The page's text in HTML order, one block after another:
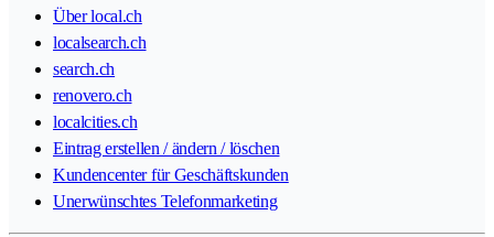
Über local.ch
localsearch.ch
search.ch
renovero.ch
localcities.ch
Eintrag erstellen / ändern / löschen
Kundencenter für Geschäftskunden
Unerwünschtes Telefonmarketing